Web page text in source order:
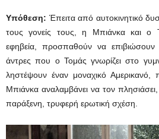
Υπόθεση: Έπειτα από αυτοκινητικό
τους γονείς τους, η Μπιάνκα και ο
εφηβεία, προσπαθούν να
άντρες που ο Τομάς γνωρίζει στο
ληστέψουν έναν μοναχικό
Μπιάνκα αναλαμβάνει να τον
παράξενη, τρυφερή ερωτική σχέση.